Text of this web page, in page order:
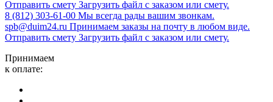
Отправить смету Загрузить файл с заказом или смету.
8 (812) 303-61-00 Мы всегда рады вашим звонкам.
spb@duim24.ru Принимаем заказы на почту в любом виде.
Отправить смету Загрузить файл с заказом или смету.
Принимаем
к оплате: